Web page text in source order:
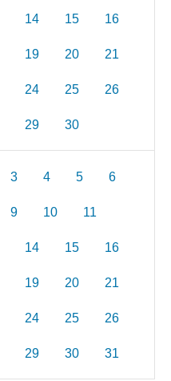
14 15 16
19 20 21
24 25 26
29 30
3 4 5 6
9 10 11
14 15 16
19 20 21
24 25 26
29 30 31